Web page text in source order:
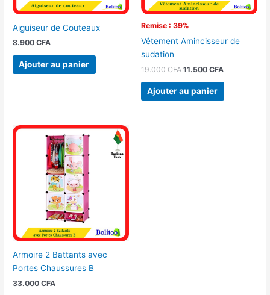
Aiguiseur de Couteaux
8.900CFA
Ajouter au panier
Remise : 39%
Vêtement Amincisseur de
sudation
19.000CFA 11.500 CFA
Ajouter au panier
Armoire 2 Battants avec
Portes Chaussures B
33.000CFA